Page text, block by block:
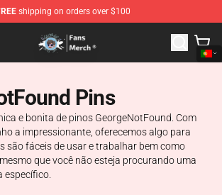
shipping on orders over $100
Store - Official GeorgeNotFound
Pins
e bonita de pinos GeorgeNotFound. Com
a impressionante, oferecemos algo para
são fáceis de usar e trabalhar bem como
que você não esteja procurando uma
específico.